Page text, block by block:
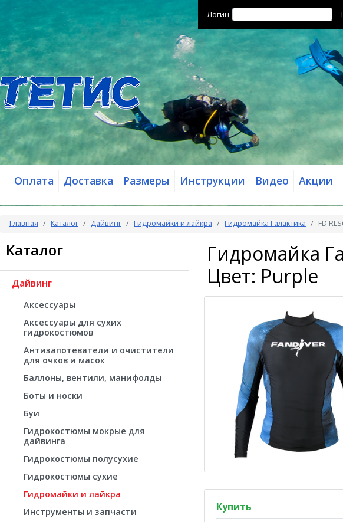
Логин
Оплата Доставка Размеры Инструкции Видео Акции
Главная Каталог Дайвинг Гидромайки и лайкра Гидромайка Галактика FD
Каталог
Дайвинг
Аксессуары
Аксессуары для сухих
гидрокостюмов
Антизапотеватели и очистители
для очков и масок
Баллоны, вентили, манифолды
Боты и носки
Буи
Гидрокостюмы мокрые для
дайвинга
Гидрокостюмы полусухие
Гидрокостюмы сухие
Гидромайки и лайкра
Инструменты и запчасти
Гидромайка
Цвет: Purple
Купить